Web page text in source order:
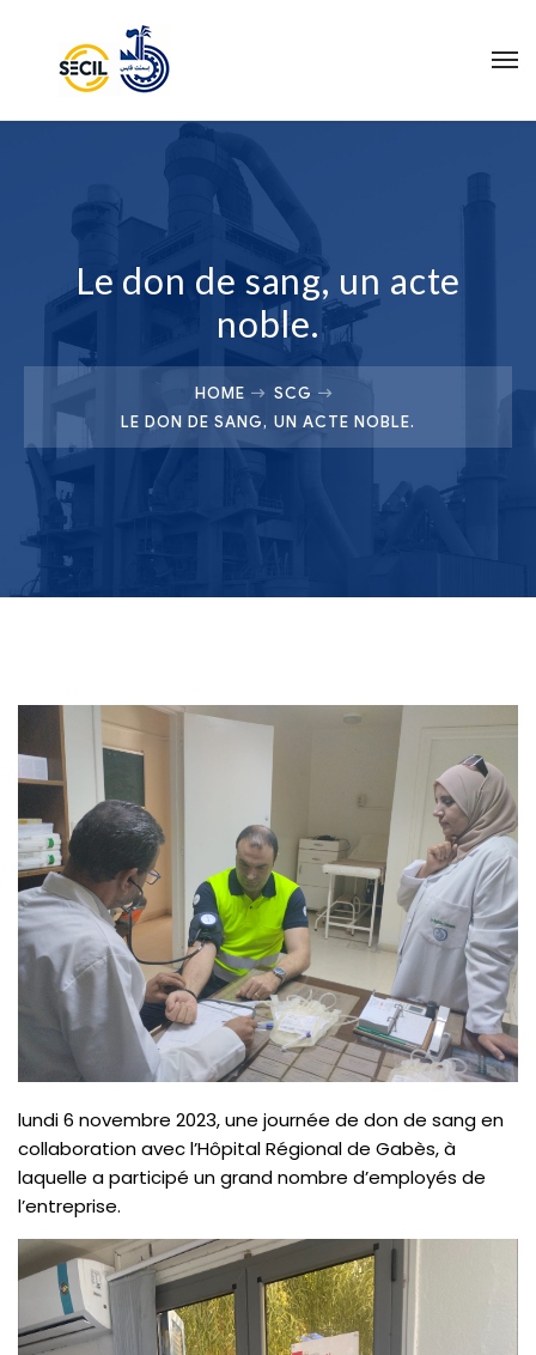
Le don de sang, un acte
noble.
HOME
SCG
LE DON DE SANG, UN ACTE NOBLE.
lundi 6 novembre 2023, une journée de don de sang en
collaboration avec l’Hôpital Régional de Gabès, à
laquelle a participé un grand nombre d’employés de
l’entreprise.